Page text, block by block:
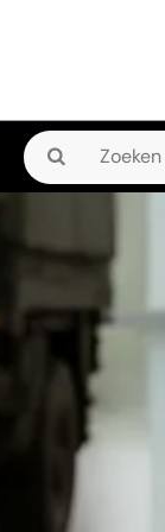
Zoeken
naar: